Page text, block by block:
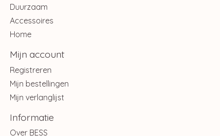
Duurzaam
Accessoires
Home
Mijn account
Registreren
Mijn bestellingen
Mijn verlanglijst
Informatie
Over BESS